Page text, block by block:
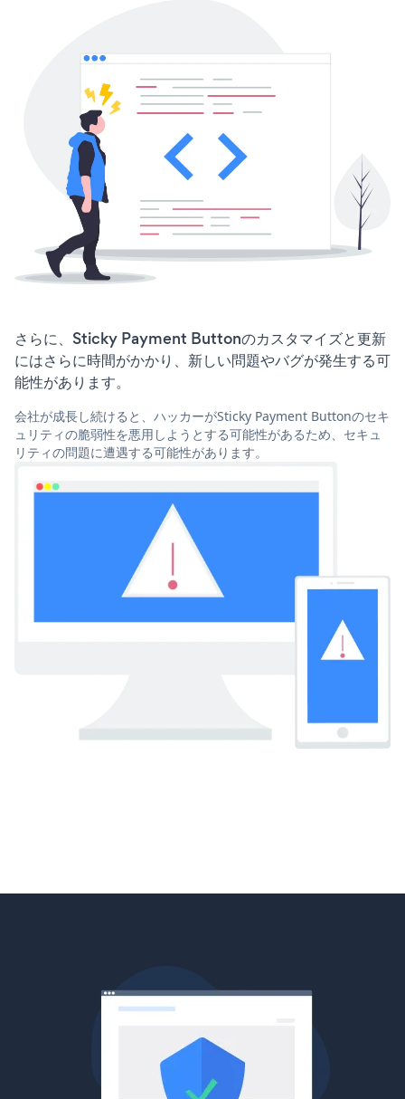
さらに、Sticky Payment Buttonのカスタマイズと更新
にはさらに時間がかかり、新しい問題やバグが発生する可
能性があります。
会社が成長し続けると、ハッカーがSticky Payment Buttonのセキ
ュリティの脆弱性を悪用しようとする可能性があるため、セキュ
リティの問題に遭遇する可能性があります。